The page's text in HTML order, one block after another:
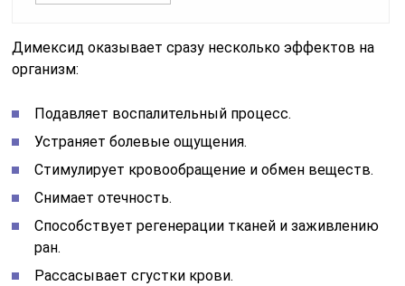
Димексид оказывает сразу несколько эффектов на
организм:
Подавляет воспалительный процесс.
Устраняет болевые ощущения.
Стимулирует кровообращение и обмен веществ.
Снимает отечность.
Способствует регенерации тканей и заживлению
ран.
Рассасывает сгустки крови.